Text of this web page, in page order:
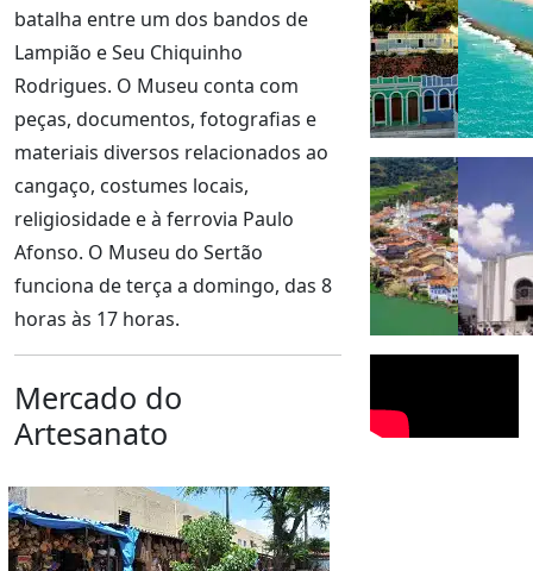
batalha entre um dos bandos de
Lampião e Seu Chiquinho
Rodrigues. O Museu conta com
peças, documentos, fotografias e
materiais diversos relacionados ao
cangaço, costumes locais,
religiosidade e à ferrovia Paulo
Afonso. O Museu do Sertão
funciona de terça a domingo, das 8
horas às 17 horas.
Mercado do
Artesanato